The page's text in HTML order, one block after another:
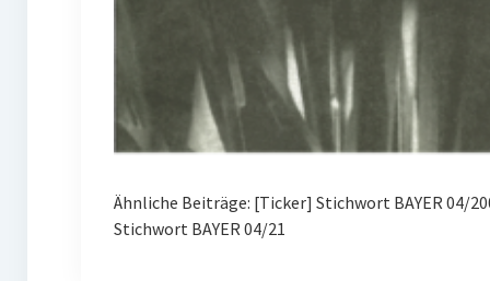
Ähnliche Beiträge: [Ticker] Stichwort BAYER 04/
Stichwort BAYER 04/21